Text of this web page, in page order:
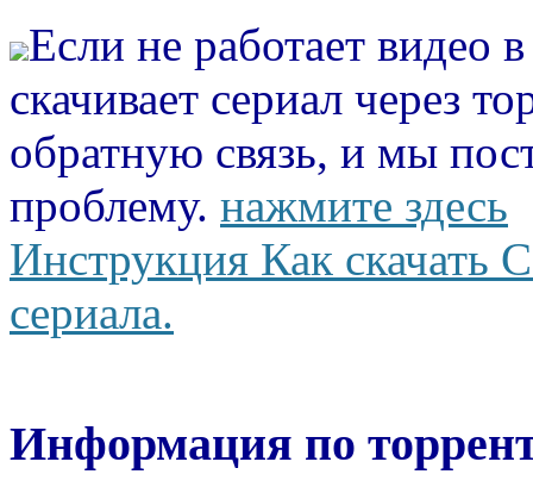
Если не работает видео
скачивает сериал через
обратную связь, и мы
проблему. нажмите здесь
Инструкция Как скачать
сериала.
Информация по